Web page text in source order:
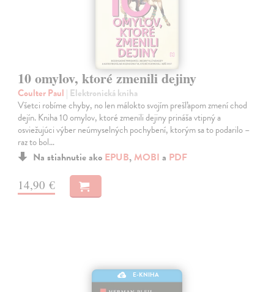
10 omylov, ktoré zmenili dejiny
Coulter Paul | Elektronická kniha
Všetci robíme chyby, no len málokto svojím prešľapom zmení chod
dejín. Kniha 10 omylov, ktoré zmenili dejiny prináša vtipný a
osviežujúci výber neúmyselných pochybení, ktorým sa to podarilo –
raz to bol…
Na stiahnutie ako EPUB, MOBI a PDF
14,90 €
E-KNIHA